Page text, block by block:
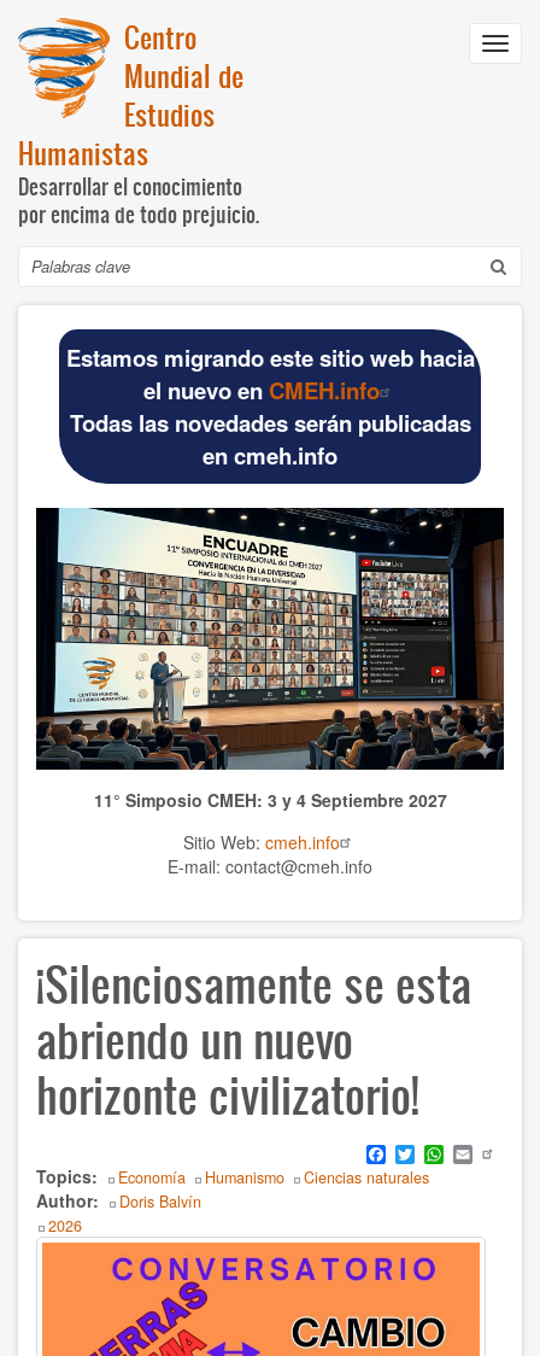
contenido
principal
Centro
Mundial de
Estudios
Humanistas
Desarrollar el conocimiento
por encima de todo prejuicio.
Buscar
principal
INICIO
DOCUMENTOS BÁSICOS
CMEH
Publicaciones CMEH
TEMAS
Antropología
Ciencias naturales
Ciencias
Cultura
Espiritualidad
Historia
Humanismo
Psicología
Estamos migrando este sitio web hacia
el nuevo en CMEH.info
Todas las novedades serán publicadas
en cmeh.info
11° Simposio CMEH: 3 y 4 Septiembre 2027
Sitio Web: cmeh.info
E-mail: contact@cmeh.info
¡Silenciosamente se esta
abriendo un nuevo
horizonte civilizatorio!
Facebook
TwitterWhatsApp
Email
Topics Economía Humanismo Ciencias naturales
Author
Doris Balvín
2026